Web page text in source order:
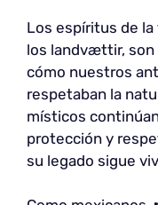
Los espíritus de
los landvættir, son
cómo nuestros
respetaban la
místicos
protección y
su legado sigue